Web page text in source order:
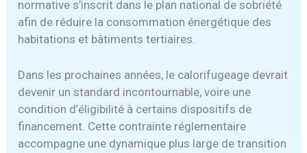
normative s’inscrit dans le plan national de sobriété
afin de réduire la consommation énergétique des
habitations et bâtiments tertiaires.
Dans les prochaines années, le calorifugeage devrait
devenir un standard incontournable, voire une
condition d’éligibilité à certains dispositifs de
financement. Cette contrainte réglementaire
accompagne une dynamique plus large de transition